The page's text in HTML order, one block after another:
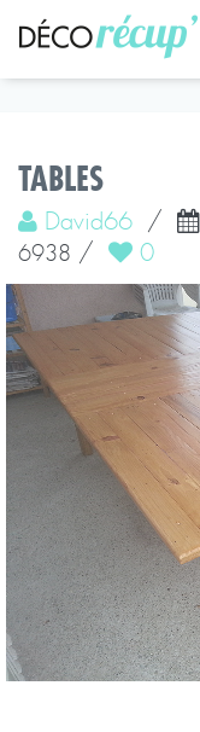
TABLES
David66 /
6938 / 0